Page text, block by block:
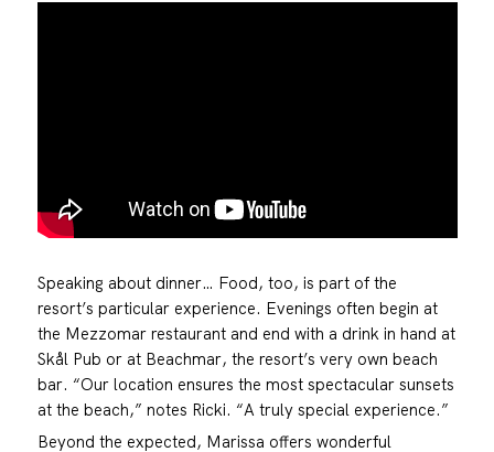
Speaking about dinner… Food, too, is part of the
resort’s particular experience. Evenings often begin at
the Mezzomar restaurant and end with a drink in hand at
Skål Pub or at Beachmar, the resort’s very own beach
bar. “Our location ensures the most spectacular sunsets
at the beach,” notes Ricki. “A truly special experience.”
Beyond the expected, Marissa offers wonderful